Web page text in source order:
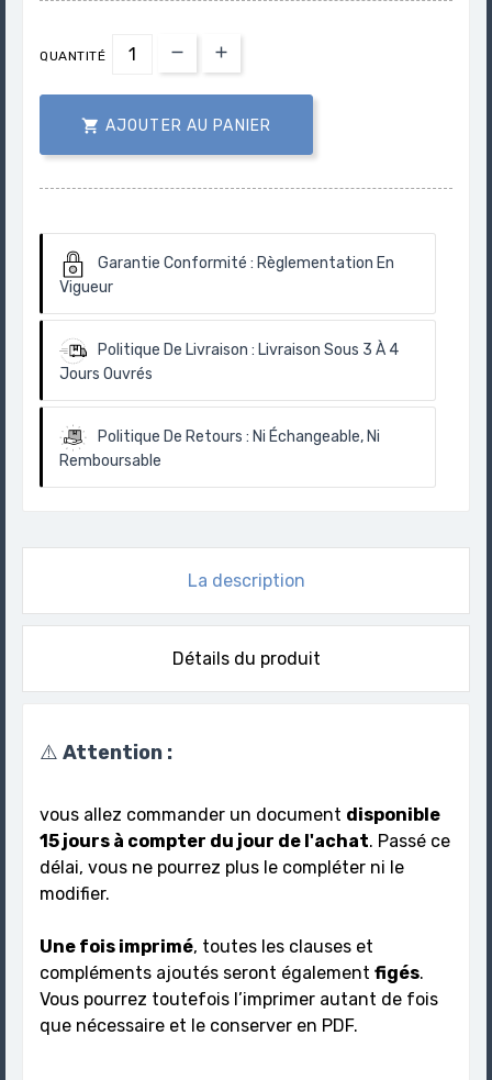
QUANTITÉ
 AJOUTER AU PANIER
Garantie Conformité : Règlementation En
Vigueur
Politique De Livraison : Livraison Sous 3 À 4
Jours Ouvrés
Politique De Retours : Ni Échangeable, Ni
Remboursable
La description
Détails du produit
⚠️ Attention :
vous allez commander un document disponible
15 jours à compter du jour de l'achat. Passé ce
délai, vous ne pourrez plus le compléter ni le
modifier.
Une fois imprimé, toutes les clauses et
compléments ajoutés seront également figés.
Vous pourrez toutefois l’imprimer autant de fois
que nécessaire et le conserver en PDF.